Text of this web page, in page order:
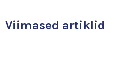
Viimased artiklid